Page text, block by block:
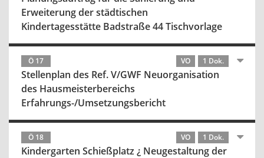
Erweiterung der städtischen
Kindertagesstätte Badstraße 44 Tischvorlage
Ö 17 VO 1 Dok.
Stellenplan des Ref. V/GWF Neuorganisation
des Hausmeisterbereichs
Erfahrungs-/Umsetzungsbericht
Ö 18 VO 1 Dok.
Kindergarten Schießplatz ¿ Neugestaltung der